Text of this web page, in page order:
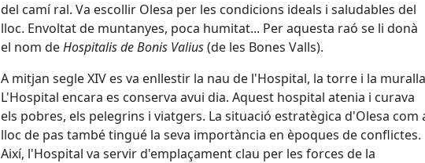
del camí ral. Va escollir Olesa per les condicions ideals i saludables del
lloc. Envoltat de muntanyes, poca humitat... Per aquesta raó se li donà
el nom deHospitalis de Bonis Valius(de les Bones Valls).
A mitjan segle XIV es va enllestir la nau de l'Hospital, la torre i la
L'Hospital encara es conserva avui dia. Aquest hospital atenia i curava
els pobres, els pelegrins i viatgers. La situació estratègica d'Olesa com
lloc de pas també tingué la seva importància en èpoques de conflictes.
Així, l'Hospital va servir d'emplaçament clau per les forces de la